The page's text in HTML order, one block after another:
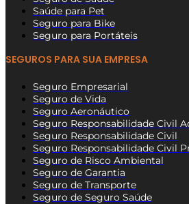
Saúde para Pet
Seguro para Bike
Seguro para Portáteis
SEGUROS PARA SUA EMPRESA
Seguro Empresarial
Seguro de Vida
Seguro Aeronáutico
Seguro Responsabilidade Civil
Seguro Responsabilidade Civil
Seguro Responsabilidade Civil
Seguro de Risco Ambiental
Seguro de Garantia
Seguro de Transporte
Seguro de Seguro Saúde